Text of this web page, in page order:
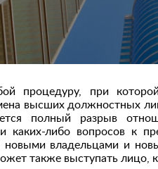
процедуру, при
высших должностных
полный разрыв
каких-либо вопросов к
владельцами и
также выступать лицо,